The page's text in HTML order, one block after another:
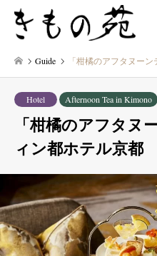
Guide 「柑橘のアフタヌー
Hotel Afternoon Tea in Kimono
「柑橘のアフタヌ
ィン都ホテル京都